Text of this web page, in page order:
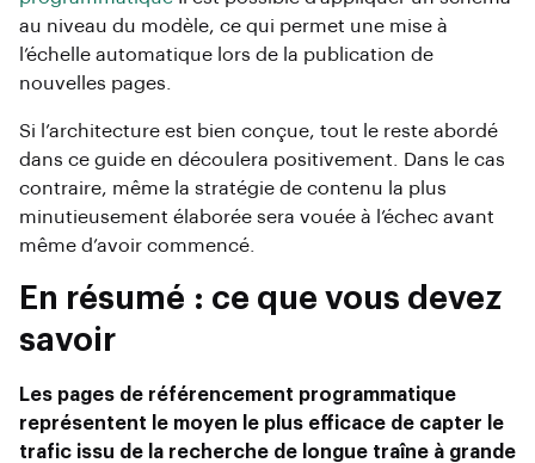
au niveau du modèle, ce qui permet une mise à
l’échelle automatique lors de la publication de
nouvelles pages.
Si l’architecture est bien conçue, tout le reste abordé
dans ce guide en découlera positivement. Dans le cas
contraire, même la stratégie de contenu la plus
minutieusement élaborée sera vouée à l’échec avant
même d’avoir commencé.
En résumé : ce que vous devez
savoir
Les pages de référencement programmatique
représentent le moyen le plus efficace de capter le
trafic issu de la recherche de longue traîne à grande